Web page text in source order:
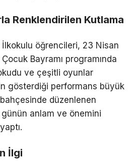
Renklendirilen Kutlama
İlkokulu öğrencileri, 23 Nisan
Bayramı programında
ve çeşitli oyunlar
gösterdiği performans büyük
düzenlenen
anlam ve önemini
İlgi